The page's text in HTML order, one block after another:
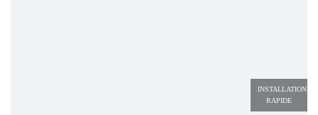
INSTALLATION
RAPIDE